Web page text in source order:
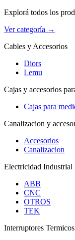
Explorá todos los
Ver categoría →
Cables y Accesorios
Diors
Lemu
Cajas y accesorios
Cajas para
Canalizacion y
Accesorios
Canalizacion
Electricidad Industrial
ABB
CNC
OTROS
TEK
Interruptores